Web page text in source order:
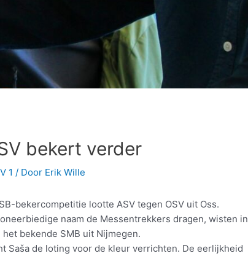
bekert verder
1 / Door Erik Wille
bekercompetitie lootte ASV tegen OSV uit Oss.
naam de Messentrekkers dragen, wisten in
bekende SMB uit Nijmegen.
Saša de loting voor de kleur verrichten. De eerlijkheid